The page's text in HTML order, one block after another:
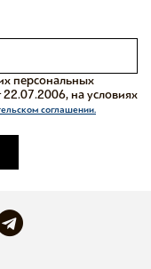
персональных
на условиях
соглашении.